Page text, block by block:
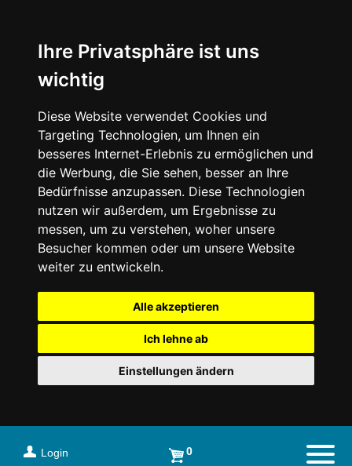
Ihre Privatsphäre ist uns
wichtig
Diese Website verwendet Cookies und
Targeting Technologien, um Ihnen ein
besseres Internet-Erlebnis zu ermöglichen und
die Werbung, die Sie sehen, besser an Ihre
Bedürfnisse anzupassen. Diese Technologien
nutzen wir außerdem, um Ergebnisse zu
messen, um zu verstehen, woher unsere
Besucher kommen oder um unsere Website
weiter zu entwickeln.
Alle akzeptieren
Ich lehne ab
Einstellungen ändern
Login 0